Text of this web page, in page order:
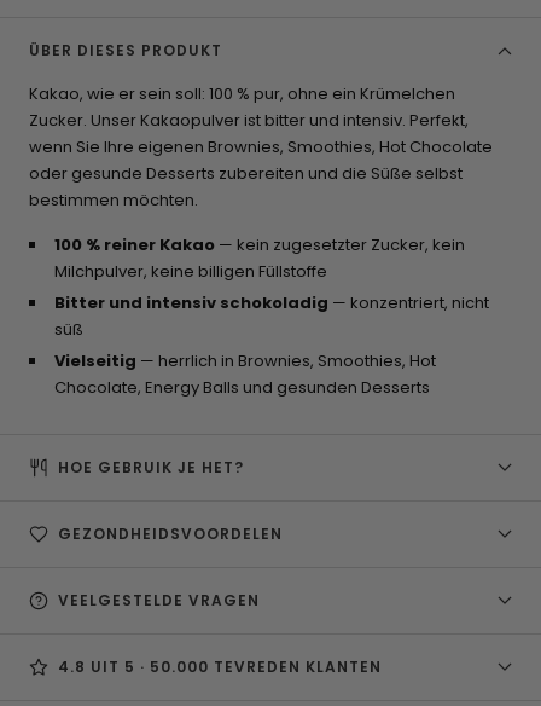
ÜBER DIESES PRODUKT
Kakao, wie er sein soll: 100 % pur, ohne ein Krümelchen
Zucker. Unser Kakaopulver ist bitter und intensiv. Perfekt,
wenn Sie Ihre eigenen Brownies, Smoothies, Hot Chocolate
oder gesunde Desserts zubereiten und die Süße selbst
bestimmen möchten.
100 % reiner Kakao — kein zugesetzter Zucker, kein
Milchpulver, keine billigen Füllstoffe
Bitter und intensiv schokoladig — konzentriert, nicht
süß
Vielseitig — herrlich in Brownies, Smoothies, Hot
Chocolate, Energy Balls und gesunden Desserts
HOE GEBRUIK JE HET?
GEZONDHEIDSVOORDELEN
VEELGESTELDE VRAGEN
4.8 UIT 5 · 50.000 TEVREDEN KLANTEN